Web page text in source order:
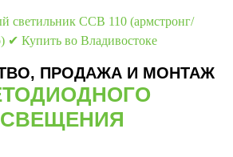
ПРОДАЖА И МОНТАЖ